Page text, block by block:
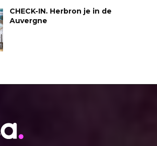
CHECK-IN. Herbron je in de
Auvergne